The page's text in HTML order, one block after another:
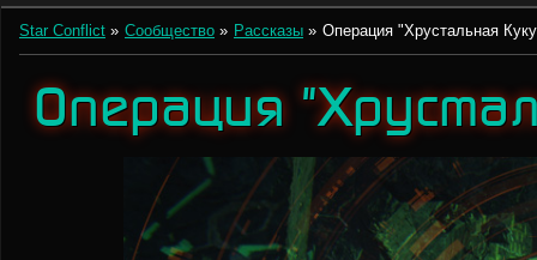
Star Conflict » Сообщество » Рассказы » Операция "Хрустальная
Операция